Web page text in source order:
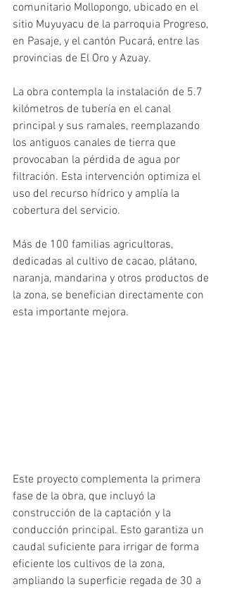
comunitario Mollopongo, ubicado en el
sitio Muyuyacu de la parroquia Progreso,
en Pasaje, y el cantón Pucará, entre las
provincias de El Oro y Azuay.
La obra contempla la instalación de 5.7
kilómetros de tubería en el canal
principal y sus ramales, reemplazando
los antiguos canales de tierra que
provocaban la pérdida de agua por
filtración. Esta intervención optimiza el
uso del recurso hídrico y amplía la
cobertura del servicio.
Más de 100 familias agricultoras,
dedicadas al cultivo de cacao, plátano,
naranja, mandarina y otros productos de
la zona, se benefician directamente con
esta importante mejora.
Este proyecto complementa la primera
fase de la obra, que incluyó la
construcción de la captación y la
conducción principal. Esto garantiza un
caudal suficiente para irrigar de forma
eficiente los cultivos de la zona,
ampliando la superficie regada de 30 a